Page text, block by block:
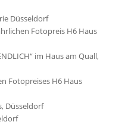
Düsseldorf
Fotopreis H6 Haus
im Haus am Quall,
Fotopreises H6 Haus
Düsseldorf